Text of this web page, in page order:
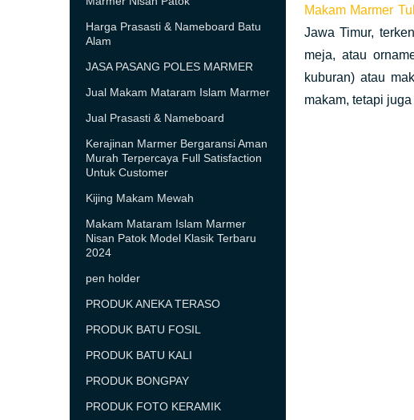
Makam Marmer
Jawa Timur,
meja, atau
kuburan) atau
makam, tetapi
Harga Prasasti & Nameboard Batu
Alam
JASA PASANG POLES MARMER
Jual Makam Mataram Islam Marmer
Jual Prasasti & Nameboard
Kerajinan Marmer Bergaransi Aman
Murah Terpercaya Full Satisfaction
Untuk Customer
Kijing Makam Mewah
Makam Mataram Islam Marmer
Nisan Patok Model Klasik Terbaru
2024
pen holder
PRODUK ANEKA TERASO
PRODUK BATU FOSIL
PRODUK BATU KALI
PRODUK BONGPAY
PRODUK FOTO KERAMIK